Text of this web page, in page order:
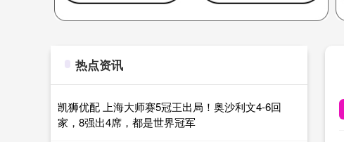
热点资讯
凯狮优配 上海大师赛5冠王出局！奥沙利文4-6回
家，8强出4席，都是世界冠军